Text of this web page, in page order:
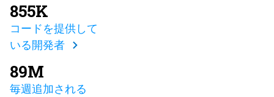
855K
コードを提供して
いる開発者
89M
毎週追加される